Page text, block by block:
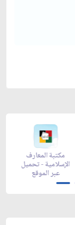
معراج الصلاة - تحميل
عبر الموقع